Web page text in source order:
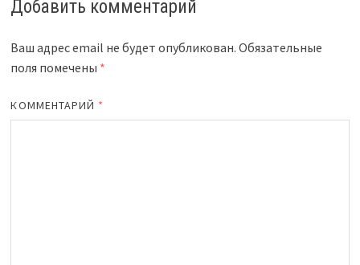
Добавить комментарий
Ваш адрес email не будет опубликован. Обязательные
поля помечены *
КОММЕНТАРИЙ *